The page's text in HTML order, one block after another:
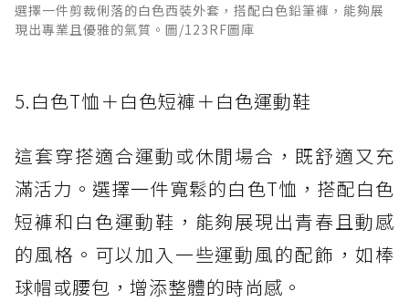
選擇一件剪裁俐落的白色西裝外套，搭配白色鉛筆褲，能夠展
現出專業且優雅的氣質。圖/123RF圖庫
5.白色T恤＋白色短褲＋白色運動鞋
這套穿搭適合運動或休閒場合，既舒適又充
滿活力。選擇一件寬鬆的白色T恤，搭配白色
短褲和白色運動鞋，能夠展現出青春且動感
的風格。可以加入一些運動風的配飾，如棒
球帽或腰包，增添整體的時尚感。